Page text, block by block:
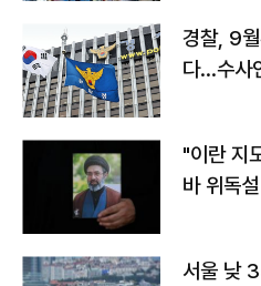
경찰, 9
다…수사
"이란 지
바 위독
서울 낮